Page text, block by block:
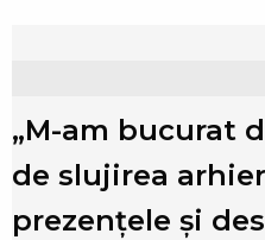
„M-am bucurat
de slujirea
prezențele şi